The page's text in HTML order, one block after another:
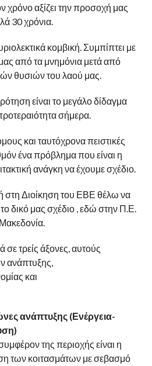
χρόνο αξίζει την προσοχή μας
30 χρόνια.
κομβική. Συμπίπτει με
από τα μνημόνια μετά από
θυσιών του λαού μας.
είναι το μεγάλο δίδαγμα
σήμερα.
και ταυτόχρονα πειστικές
ένα πρόβλημα που είναι η
ανάγκη να έχουμε σχέδιο.
στη Διοίκηση του ΕΒΕ θέλω να
δικό μας σχέδιο , εδώ στην Π.Ε.
τρείς άξονες, αυτούς
ανάπτυξης,
και
ανάπτυξης (Ενέργεια-
της περιοχής είναι η
των κοιτασμάτων με σεβασμό